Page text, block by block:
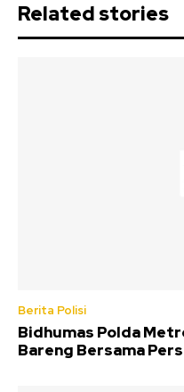
Related stories
Berita Polisi
Bidhumas Polda
Bareng Bersama Pers